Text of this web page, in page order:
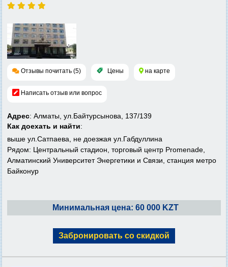
Отзывы почитать (5) Цены на карте
Написать отзыв или вопрос
Адрес: Алматы, ул.Байтурсынова, 137/139
Как доехать и найти:
выше ул.Сатпаева, не доезжая ул.Габдуллина
Рядом: Центральный стадион, торговый центр Promenade,
Алматинский Университет Энергетики и Связи, станция метро
Байконур
Минимальная цена: 60 000 KZT
Забронировать со скидкой